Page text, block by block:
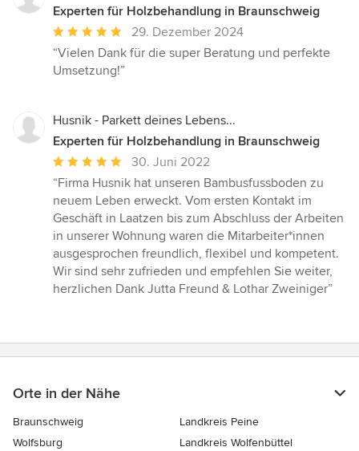
Experten für Holzbehandlung in Braunschweig
Durchschnittliche
Bewertung:
5
Sternen
29. Dezember 2024
“Vielen Dank für die super Beratung und perfekte
Umsetzung!”
Husnik - Parkett deines Lebens...
Experten für Holzbehandlung in Braunschweig
Durchschnittliche
Bewertung:
5
von
5
Sternen
30. Juni 2022
“Firma Husnik hat unseren Bambusfussboden zu
neuem Leben erweckt. Vom ersten Kontakt im
Geschäft in Laatzen bis zum Abschluss der Arbeiten
in unserer Wohnung waren die Mitarbeiter*innen
ausgesprochen freundlich, flexibel und kompetent.
Wir sind sehr zufrieden und empfehlen Sie weiter,
herzlichen Dank Jutta Freund & Lothar Zweiniger”
Orte in der Nähe
Braunschweig
Landkreis Peine
Wolfsburg
Landkreis Wolfenbüttel